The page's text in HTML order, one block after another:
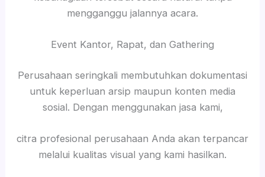
mengganggu jalannya acara.
Event Kantor, Rapat, dan Gathering
Perusahaan seringkali membutuhkan dokumentasi
untuk keperluan arsip maupun konten media
sosial. Dengan menggunakan jasa kami,
citra profesional perusahaan Anda akan terpancar
melalui kualitas visual yang kami hasilkan.